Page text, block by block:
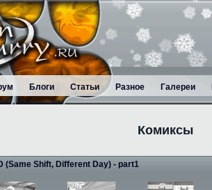
Блоги Статьи Разное Галереи
Комиксы
(Same Shift, Different Day) - part1